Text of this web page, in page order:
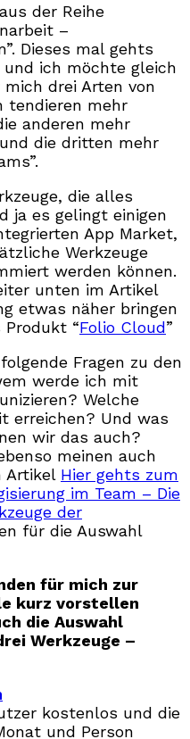
der Reihe
–
Dieses mal gehts
und ich möchte gleich
drei Arten von
tendieren mehr
anderen mehr
die dritten mehr
die alles
ja es gelingt einigen
App Market,
Werkzeuge
werden können.
unten im Artikel
etwas näher bringen
“Folio Cloud”
Fragen zu den
werde ich mit
Welche
erreichen? Und was
wir das auch?
meinen auch
Artikel Hier gehts zum
im Team – Die
der
für die Auswahl
für mich zur
kurz vorstellen
die Auswahl
Werkzeuge –
kostenlos und die
und Person